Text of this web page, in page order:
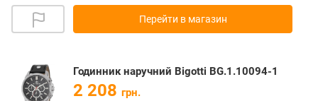
Перейти в магазин
Годинник наручний Bigotti BG.1.10094-1
2 208 грн.